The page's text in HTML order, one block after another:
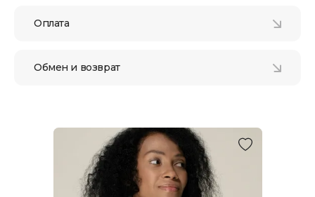
Оплата
Обмен и возврат